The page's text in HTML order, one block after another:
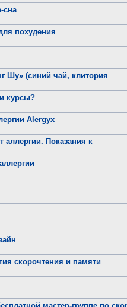
сна
похудения
Шу» (синий чай, клитория
курсы?
Alergyx
аллергии. Показания к
скорочтения и памяти